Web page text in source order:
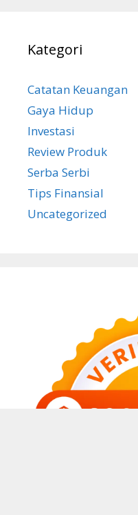
Kategori
Catatan Keuangan
Gaya Hidup
Investasi
Review Produk
Serba Serbi
Tips Finansial
Uncategorized